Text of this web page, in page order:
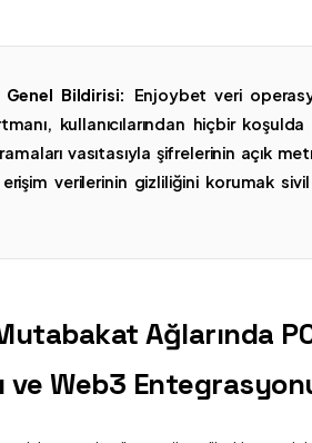
Bildirisi:
Enjoybet veri
kullanıcılarından hiçbir
vasıtasıyla şifrelerinin açık
verilerinin gizliliğini korumak
Ağlarında
ve Web3